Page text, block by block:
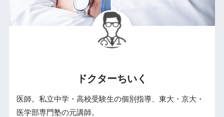
ドクターちいく
医師。私立中学・高校受験生の個別指導、東大・京大・
医学部専門塾の元講師。